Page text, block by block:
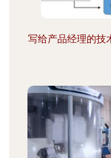
写给产品经理的技